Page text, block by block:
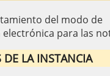
del modo de
para las
DE LA INSTANCIA